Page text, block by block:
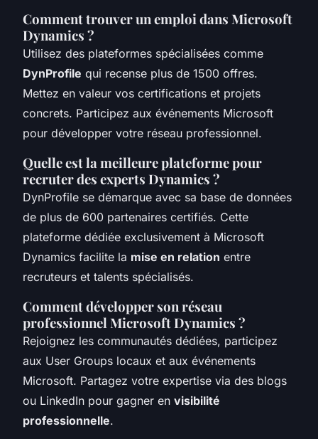
Comment trouver un emploi dans Microsoft
Dynamics ?
Utilisez des plateformes spécialisées comme
DynProfile qui recense plus de 1500 offres.
Mettez en valeur vos certifications et projets
concrets. Participez aux événements Microsoft
pour développer votre réseau professionnel.
Quelle est la meilleure plateforme pour
recruter des experts Dynamics ?
DynProfile se démarque avec sa base de données
de plus de 600 partenaires certifiés. Cette
plateforme dédiée exclusivement à Microsoft
Dynamics facilite la mise en relation entre
recruteurs et talents spécialisés.
Comment développer son réseau
professionnel Microsoft Dynamics ?
Rejoignez les communautés dédiées, participez
aux User Groups locaux et aux événements
Microsoft. Partagez votre expertise via des blogs
ou LinkedIn pour gagner en visibilité
professionnelle.